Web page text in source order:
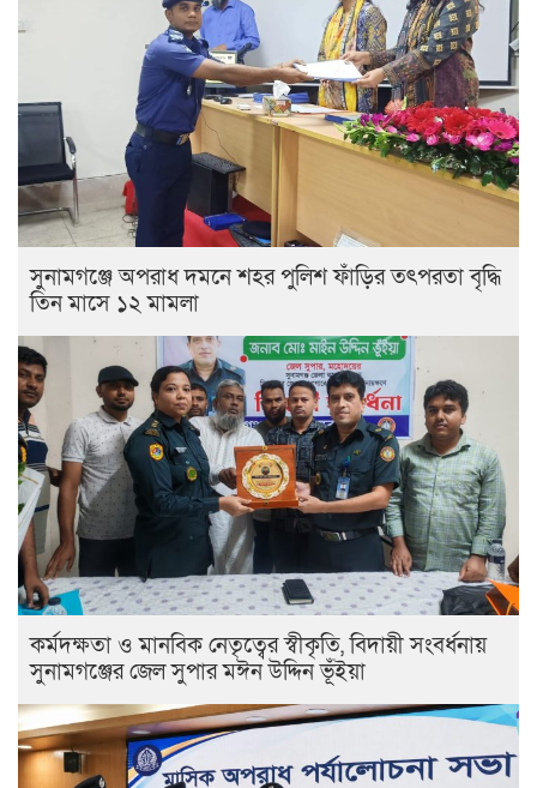
সুনামগঞ্জে অপরাধ দমনে শহর পুলিশ ফাঁড়ির তৎপরতা বৃদ্ধি
তিন মাসে ১২ মামলা
কর্মদক্ষতা ও মানবিক নেতৃত্বের স্বীকৃতি, বিদায়ী সংবর্ধনায়
সুনামগঞ্জের জেল সুপার মঈন উদ্দিন ভূঁইয়া